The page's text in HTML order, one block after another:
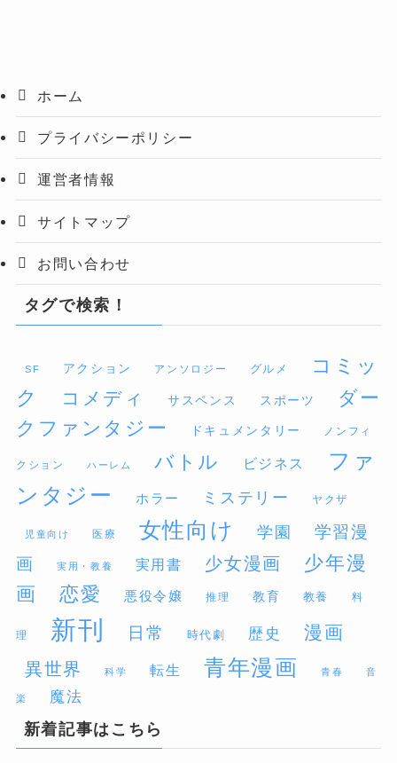
ホーム
プライバシーポリシー
運営者情報
サイトマップ
お問い合わせ
タグで検索！
SF アクション アンソロジー グルメ
コミッ
ク
コメディ サスペンス スポーツ
ダー
クファンタジー
ドキュメンタリー ノンフィ
クション ハーレム バトル ビジネス
ファ
ンタジー
ホラー ミステリー ヤクザ
児童向け 医療 女性向け 学園
学習漫
画
実用・教養 実用書 少女漫画
少年漫
画
恋愛 悪役令嬢 推理 教育 教養 料
理 新刊 日常 時代劇 歴史 漫画
異世界 科学 転生 青年漫画 青春 音
楽
魔法
新着記事はこちら